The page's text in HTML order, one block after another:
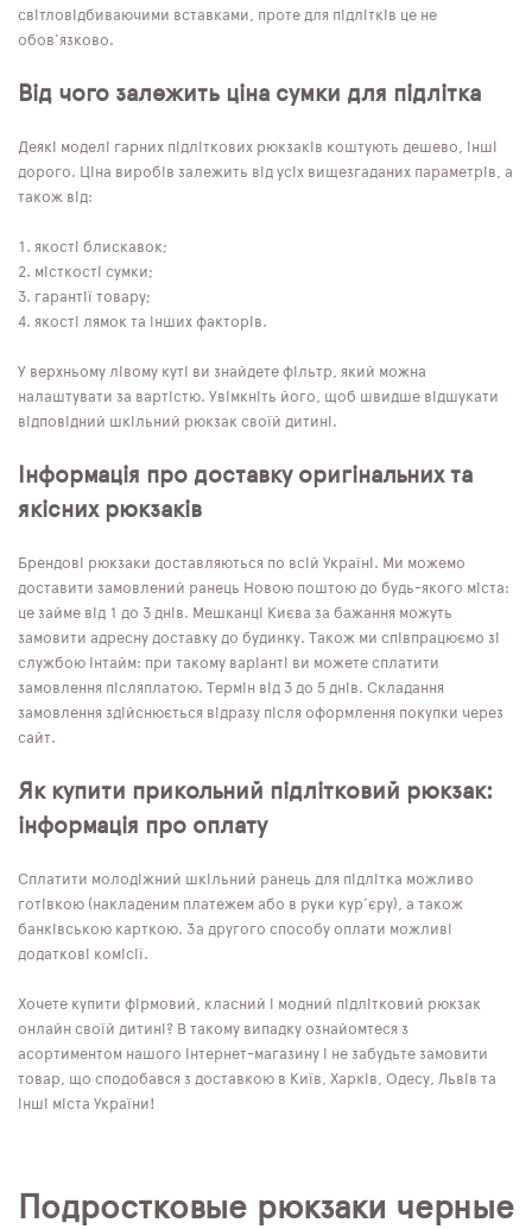
світловідбиваючими вставками, проте для підлітків це не
обов'язково.
Від чого залежить ціна сумки для підлітка
Деякі моделі гарних підліткових рюкзаків коштують дешево, інші
дорого. Ціна виробів залежить від усіх вищезгаданих параметрів, а
також від:
якості блискавок;
місткості сумки;
гарантії товару;
якості лямок та інших факторів.
У верхньому лівому куті ви знайдете фільтр, який можна
налаштувати за вартістю. Увімкніть його, щоб швидше відшукати
відповідний шкільний рюкзак своїй дитині.
Інформація про доставку оригінальних та
якісних рюкзаків
Брендові рюкзаки доставляються по всій Україні. Ми можемо
доставити замовлений ранець Новою поштою до будь-якого міста:
це займе від 1 до 3 днів. Мешканці Києва за бажання можуть
замовити адресну доставку до будинку. Також ми співпрацюємо зі
службою Інтайм: при такому варіанті ви можете сплатити
замовлення післяплатою. Термін від 3 до 5 днів. Складання
замовлення здійснюється відразу після оформлення покупки через
сайт.
Як купити прикольний підлітковий рюкзак:
інформація про оплату
Сплатити молодіжний шкільний ранець для підлітка можливо
готівкою (накладеним платежем або в руки кур'єру), а також
банківською карткою. За другого способу оплати можливі
додаткові комісії.
Хочете купити фірмовий, класний і модний підлітковий рюкзак
онлайн своїй дитині? В такому випадку ознайомтеся з
асортиментом нашого інтернет-магазину і не забудьте замовити
товар, що сподобався з доставкою в Київ, Харків, Одесу, Львів та
інші міста України!
Подростковые рюкзаки черные